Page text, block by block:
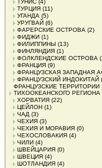
ТУНИС (4)
ТУРЦИЯ (11)
УГАНДА (5)
УРУГВАЙ (6)
ФАРЕРСКИЕ ОСТРОВА (2)
ФИДЖИ (1)
ФИЛИППИНЫ (13)
ФИНЛЯНДИЯ (1)
ФОЛКЛЕНДСКИЕ ОСТРОВА
ФРАНЦИЯ (9)
ФРАНЦУЗСКАЯ ЗАПАДНАЯ
ФРАНЦУЗСКИЙ ИНДОКИТАЙ
ФРАНЦУЗСКИЕ ТЕРРИТОРИИ
ТИХООКЕАНСКОГО РЕГИОНА
ХОРВАТИЯ (22)
ЦЕЙЛОН (1)
ЧАД (3)
ЧЕХИЯ (3)
ЧЕХИЯ И МОРАВИЯ (0)
ЧЕХОСЛОВАКИЯ (4)
ЧИЛИ (4)
ШВЕЙЦАРИЯ (0)
ШВЕЦИЯ (4)
ШОТЛАНДИЯ (4)